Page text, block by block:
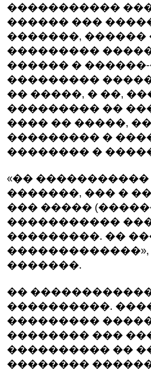
�����������
������ ���
�������, ������
���������
������ �
���������
�� �����, � ��,
��������� ��
���� �� �����,
��������� �
�������� �
«��
�������, ��� �
��� �����
�����������
���������. ��
�������.
��
����������.
���������
�������� ���
���������� ��
��������